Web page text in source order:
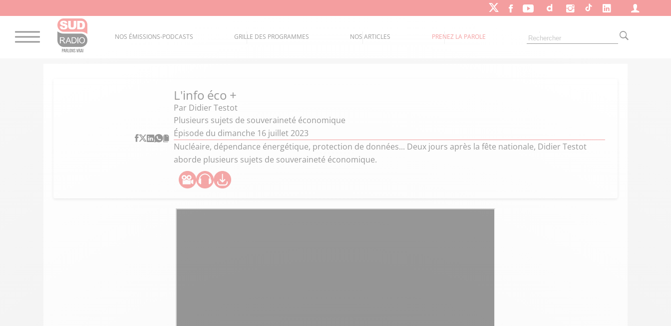
NOS ÉMISSIONS-PODCASTS GRILLE DES PROGRAMMES NOS ARTICLES PRENEZ LA PAROLE
L'info éco +
Par Didier Testot
Plusieurs sujets de souveraineté économique
Épisode du dimanche 16 juillet 2023
Nucléaire, dépendance énergétique, protection de données... Deux jours après la fête nationale, Didier Testot
aborde plusieurs sujets de souveraineté économique.